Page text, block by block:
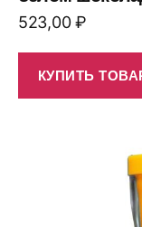
523,00₽
КУПИТЬ